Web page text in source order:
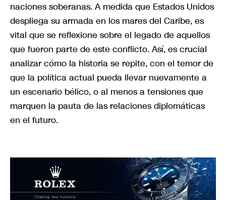
naciones soberanas. A medida que Estados Unidos
despliega su armada en los mares del Caribe, es
vital que se reflexione sobre el legado de aquellos
que fueron parte de este conflicto. Así, es crucial
analizar cómo la historia se repite, con el temor de
que la política actual pueda llevar nuevamente a
un escenario bélico, o al menos a tensiones que
marquen la pauta de las relaciones diplomáticas
en el futuro.